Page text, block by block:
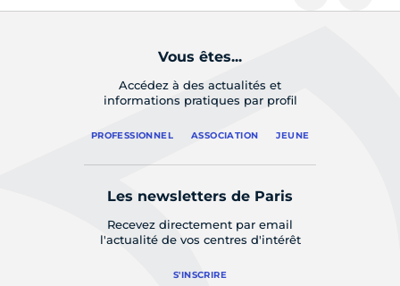
Vous êtes...
Accédez à des actualités et
informations pratiques par profil
PROFESSIONNEL ASSOCIATION JEUNE
Les newsletters de Paris
Recevez directement par email
l'actualité de vos centres d'intérêt
S'INSCRIRE